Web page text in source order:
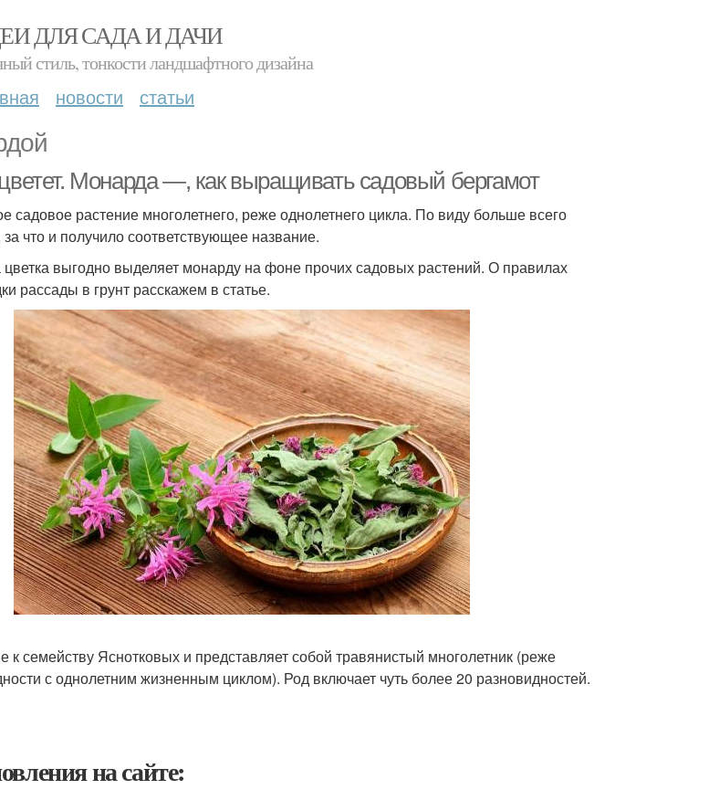
ДЛЯ САДА И ДАЧИ
стиль, тонкости ландшафтного дизайна
новости статьи
Монарда —, как выращивать садовый бергамот
садовое растение многолетнего, реже однолетнего цикла. По виду больше всего
что и получило соответствующее название.
цветка выгодно выделяет монарду на фоне прочих садовых растений. О правилах
рассады в грунт расскажем в статье.
к семейству Яснотковых и представляет собой травянистый многолетник (реже
с однолетним жизненным циклом). Род включает чуть более 20 разновидностей.
на сайте: